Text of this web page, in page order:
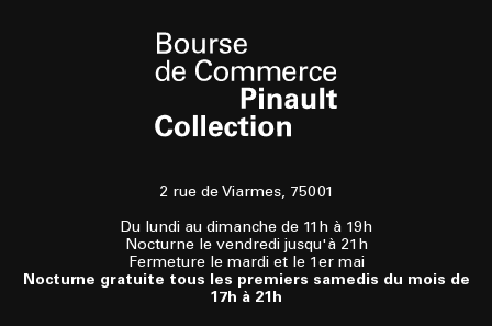
2 rue de Viarmes, 75001
Du lundi au dimanche de 11h à 19h
Nocturne le vendredi jusqu'à 21h
Fermeture le mardi et le 1er mai
Nocturne gratuite tous les premiers samedis du mois de
17h à 21h